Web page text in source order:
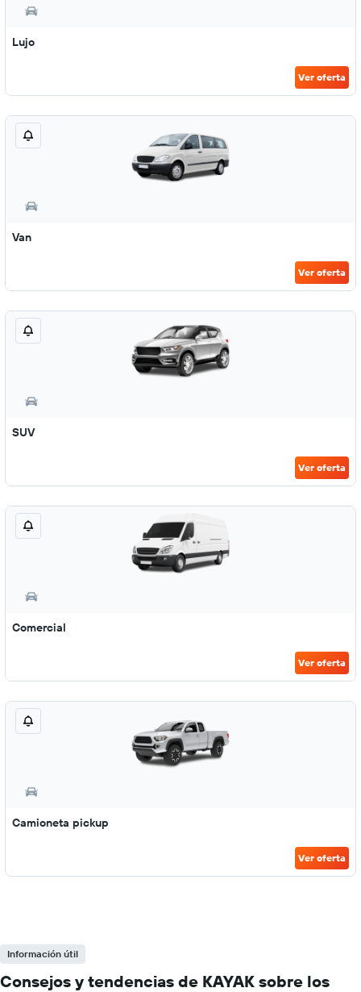
Lujo
Ver oferta
Van
Ver oferta
SUV
Ver oferta
Comercial
Ver oferta
Camioneta pickup
Ver oferta
Información útil
Consejos y tendencias de KAYAK sobre los